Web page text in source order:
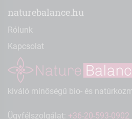
naturebalance.hu
Rólunk
Kapcsolat
kiváló minőségű bio- és
Ügyfélszolgálat: +36-20-593-0902